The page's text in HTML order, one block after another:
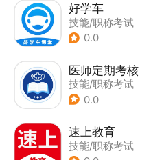
好学车
技能/职称考试
0.0
医师定期考核
技能/职称考试
0.0
速上教育
技能/职称考试